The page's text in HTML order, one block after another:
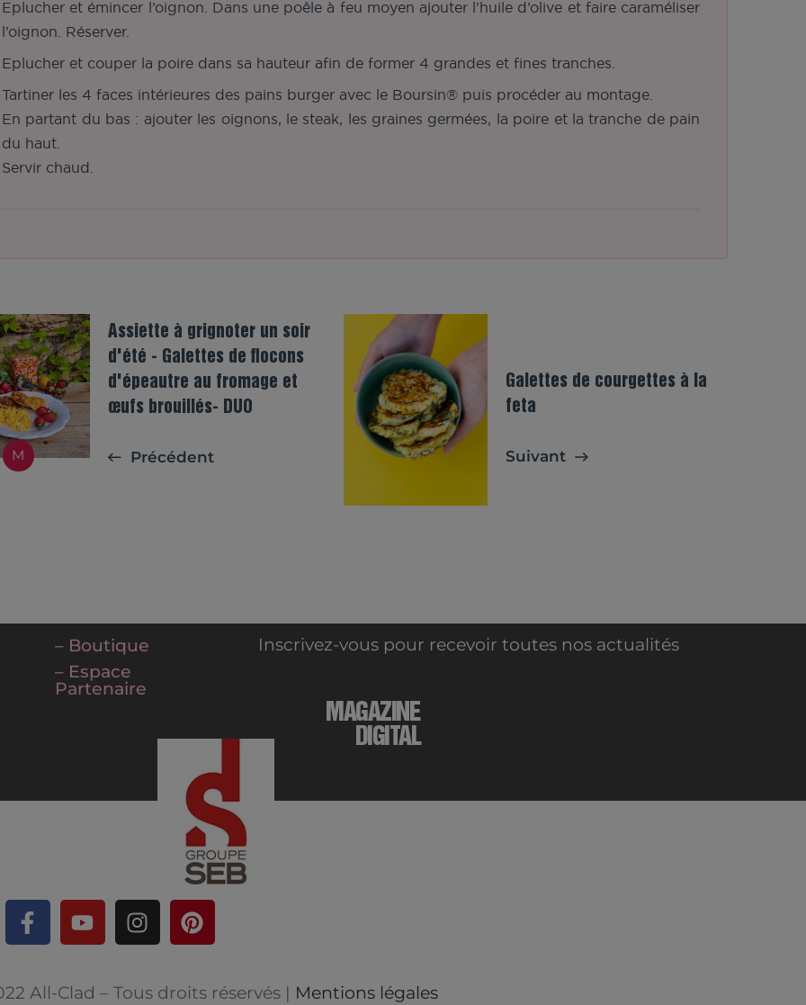
Eplucher et émincer l’oignon. Dans une poêle à feu moyen ajouter l’huile d’olive et faire caraméliser
l’oignon. Réserver.
Eplucher et couper la poire dans sa hauteur afin de former 4 grandes et fines tranches.
Tartiner les 4 faces intérieures des pains burger avec le Boursin® puis procéder au montage.
En partant du bas : ajouter les oignons, le steak, les graines germées, la poire et la tranche de pain
du haut.
Servir chaud.
M
Assiette à grignoter un soir
d'été - Galettes de flocons
d'épeautre au fromage et
œufs brouillés- DUO
Précédent
Galettes de courgettes à la
feta
Suivant
– Boutique
– Espace
Partenaire
Inscrivez-vous pour recevoir toutes nos actualités
MAGAZINE
DIGITAL
All-Clad – Tous droits réservés | Mentions légales